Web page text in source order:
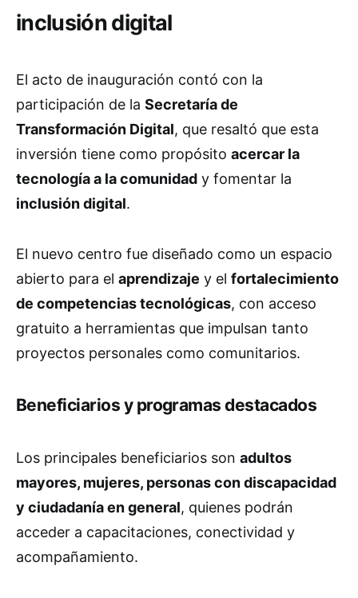
inclusión digital
El acto de inauguración contó con la
participación de la Secretaría de
Transformación Digital, que resaltó que esta
inversión tiene como propósito acercar la
tecnología a la comunidad y fomentar la
inclusión digital.
El nuevo centro fue diseñado como un espacio
abierto para el aprendizaje y el fortalecimiento
de competencias tecnológicas, con acceso
gratuito a herramientas que impulsan tanto
proyectos personales como comunitarios.
Beneficiarios y programas destacados
Los principales beneficiarios son adultos
mayores, mujeres, personas con discapacidad
y ciudadanía en general, quienes podrán
acceder a capacitaciones, conectividad y
acompañamiento.